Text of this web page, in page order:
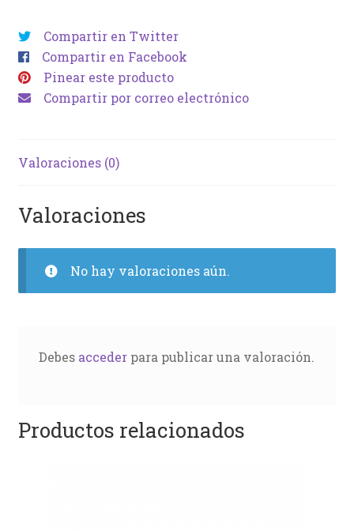
Compartir en Twitter
Compartir en Facebook
Pinear este producto
Compartir por correo electrónico
Valoraciones (0)
Valoraciones
No hay valoraciones aún.
Debes accederpara publicar una valoración.
Productos relacionados